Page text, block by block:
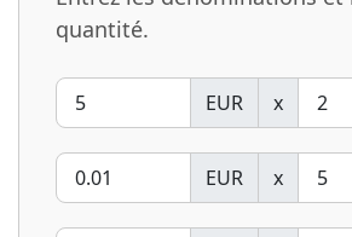
quantité.
EUR x
EUR x